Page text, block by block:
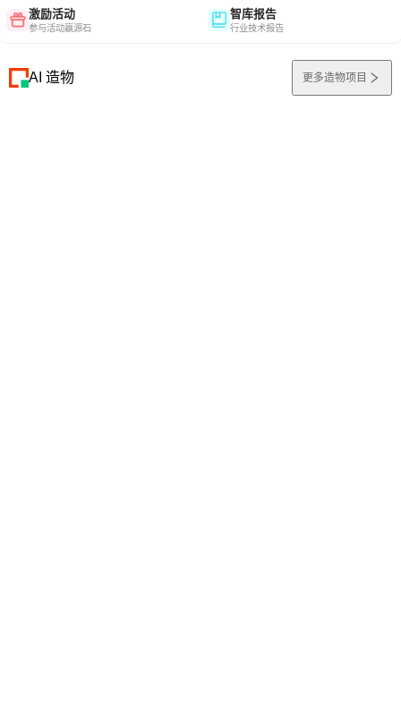
激励活动
参与活动赢源石
智库报告
行业技术报告
AI 造物 更多造物项目